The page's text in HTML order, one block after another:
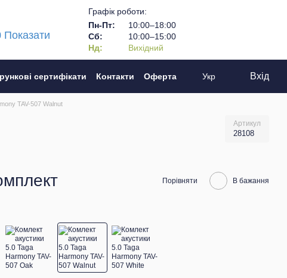
Показати
Графік роботи:
Пн-Пт:
10:00–18:00
Сб:
10:00–15:00
Нд:
Вихідний
сертифікати Контакти
Оферта
Укр Вхід
TAV-507 Walnut
Артикул
28108
Порівняти В бажання